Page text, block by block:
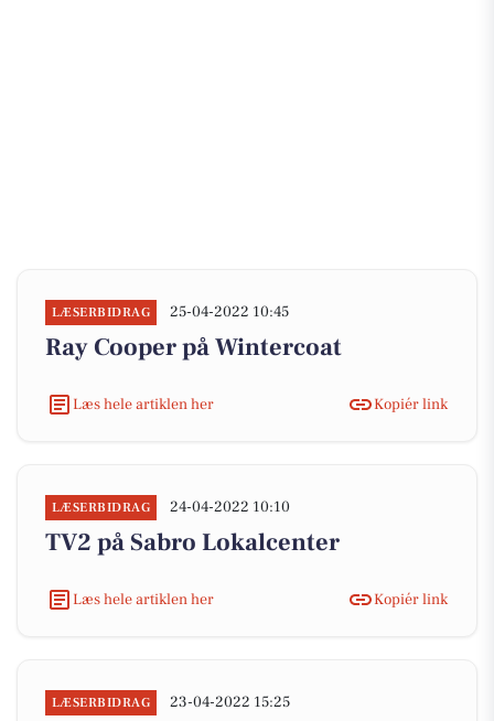
LÆSERBIDRAG 25-04-2022 10:45
Ray Cooper på Wintercoat
Læs hele artiklen her Kopiér link
LÆSERBIDRAG 24-04-2022 10:10
TV2 på Sabro Lokalcenter
Læs hele artiklen her Kopiér link
LÆSERBIDRAG 23-04-2022 15:25